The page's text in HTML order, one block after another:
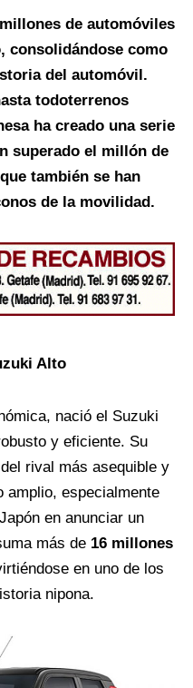
de automóviles
consolidándose como
del automóvil.
todoterrenos
ha creado una serie
superado el millón de
también se han
de la movilidad.
Alto
nació el Suzuki
y eficiente. Su
rival más asequible y
amplio, especialmente
en anunciar un
más de 16 millones
en uno de los
nipona.